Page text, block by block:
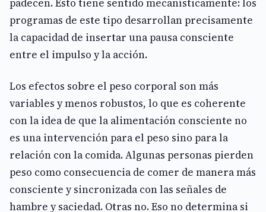
padecen. Esto tiene sentido mecanísticamente: los
programas de este tipo desarrollan precisamente
la capacidad de insertar una pausa consciente
entre el impulso y la acción.
Los efectos sobre el peso corporal son más
variables y menos robustos, lo que es coherente
con la idea de que la alimentación consciente no
es una intervención para el peso sino para la
relación con la comida. Algunas personas pierden
peso como consecuencia de comer de manera más
consciente y sincronizada con las señales de
hambre y saciedad. Otras no. Eso no determina si